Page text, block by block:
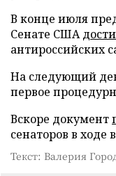
В конце июля
Сенате США
антироссийских
На следующий
первое
Вскоре документ
сенаторов в ходе
Текст: Валерия